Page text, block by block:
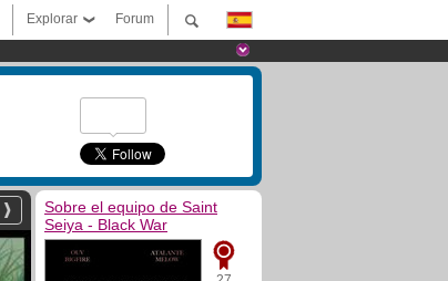
Forum
Explorar
Sobre el equipo de Saint
Seiya - Black War